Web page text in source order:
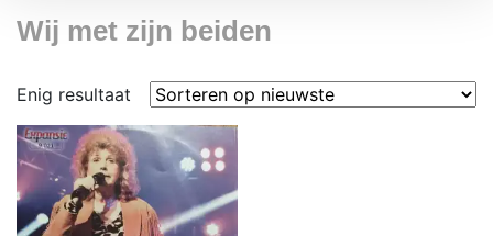
Wij met zijn beiden
Enig resultaat